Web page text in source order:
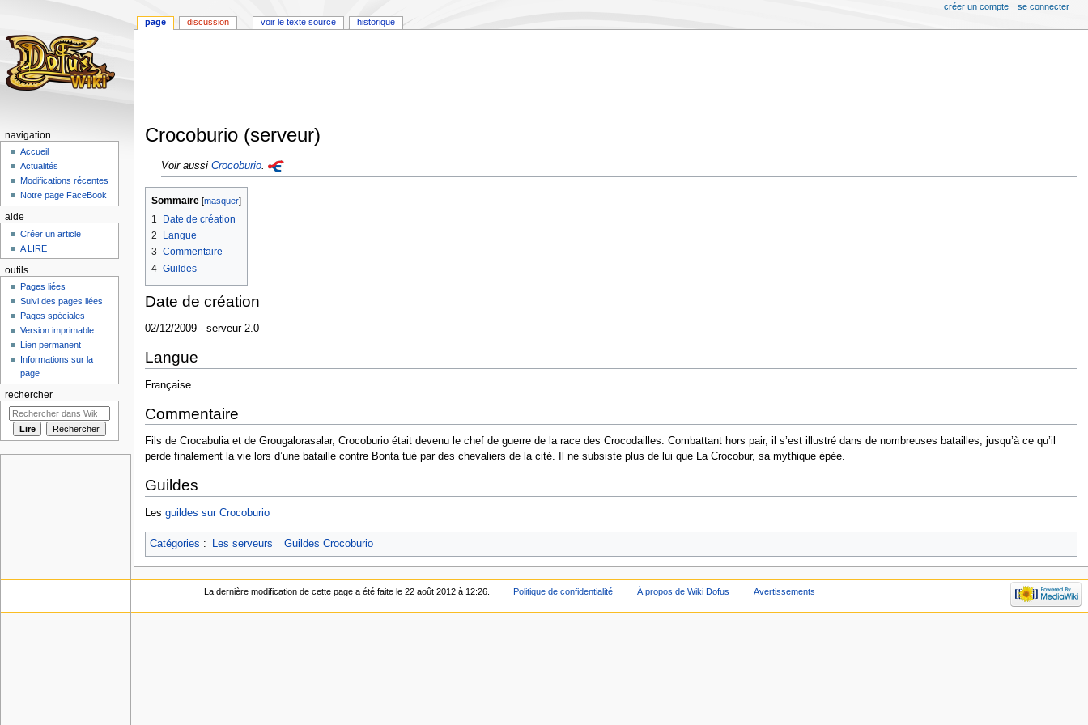
Crocoburio (serveur)
Aller
la
Aller
la
Voir aussiCrocoburio.
Sommaire
1
Date de création
2
Langue
3 Commentaire
4 Guildes
Date de création
02/12/2009 - serveur 2.0
Langue
Française
Commentaire
Fils de Crocabulia et de Grougalorasalar, Crocoburio était devenu le chef de guerre de la race des Crocodailles. Combattant hors pair, il s’est illustré dans de nombreuses batailles, jusqu’à ce qu’il
perde finalement la vie lors d’une bataille contre Bonta tué par des chevaliers de la cité. Il ne subsiste plus de lui que La Crocobur, sa mythique épée.
Guildes
Les guildes sur Crocoburio
Catégories : Les serveurs Guildes Crocoburio
page discussion voir le texte source historique
créer un compte se connecter
navigation
Accueil
Actualités
Modifications récentes
Notre page FaceBook
aide
Créer un article
A LIRE
outils
Pages liées
Suivi des pages liées
Pages spéciales
Version imprimable
Lien permanent
Informations sur la
page
rechercher
La dernière modification de cette page a été faite le 22 août 2012 à 12:26. Politique de confidentialité À propos de Wiki Dofus Avertissements